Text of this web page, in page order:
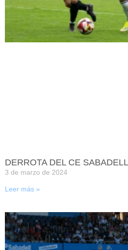
DERROTA DEL CE
3 de marzo de 2024
Leer más »